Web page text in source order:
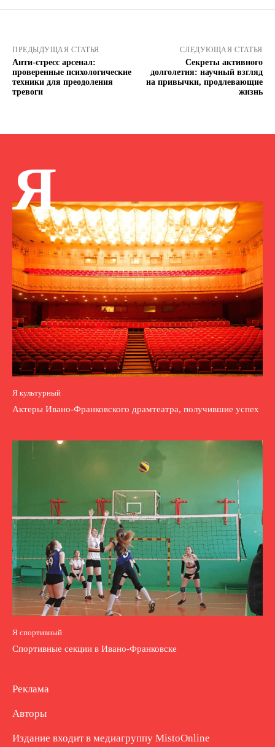
ПРЕДЫДУЩАЯ СТАТЬЯ
Анти-стресс арсенал:
проверенные психологические
техники для преодоления
тревоги
СЛЕДУЮЩАЯ СТАТЬЯ
Секреты активного
долголетия: научный взгляд
на привычки, продлевающие
жизнь
Я
Я культурный
Актеры Ивано-Франковского драмтеатра, получившие успех
Я спортивный
Спортивные секции в Ивано-Франковске
Реклама
Авторы
Издание входит в медиагруппу MistoOnline